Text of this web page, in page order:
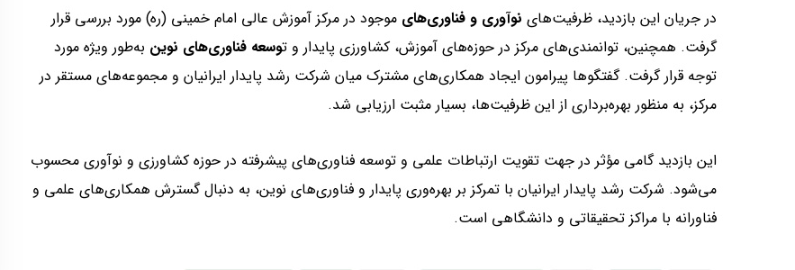
در جریان این بازدید، ظرفیت‌های نوآوری و فناوری‌های موجود در مرکز آموزش عالی امام خمینی (ره) مورد بررسی قرار
گرفت. همچنین، توانمندی‌های مرکز در حوزه‌های آموزش، کشاورزی پایدار و توسعه فناوری‌های نوین به‌طور ویژه مورد
توجه قرار گرفت. گفتگوها پیرامون ایجاد همکاری‌های مشترک میان شرکت رشد پایدار ایرانیان و مجموعه‌های مستقر در
مرکز، به منظور بهره‌برداری از این ظرفیت‌ها، بسیار مثبت ارزیابی شد.
این بازدید گامی مؤثر در جهت تقویت ارتباطات علمی و توسعه فناوری‌های پیشرفته در حوزه کشاورزی و نوآوری محسوب
می‌شود. شرکت رشد پایدار ایرانیان با تمرکز بر بهره‌وری پایدار و فناوری‌های نوین، به دنبال گسترش همکاری‌های علمی و
فناورانه با مراکز تحقیقاتی و دانشگاهی است.